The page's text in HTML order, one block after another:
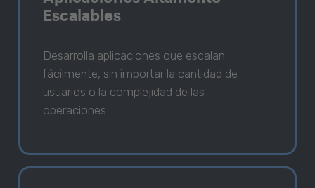
Escalables
Desarrolla aplicaciones que escalan
fácilmente, sin importar la cantidad de
usuarios o la complejidad de las
operaciones.